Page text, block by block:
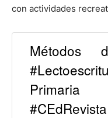
con actividades
Métodos
Primaria